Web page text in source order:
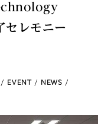
レモニー
EVENT
NEWS